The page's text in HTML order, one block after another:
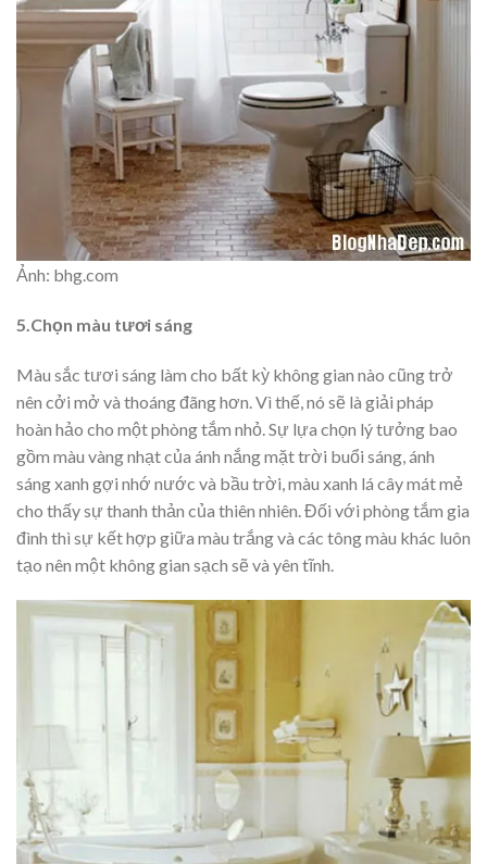
Ảnh: bhg.com
5.Chọn màu tươi sáng
Màu sắc tươi sáng làm cho bất kỳ không gian nào cũng trở
nên cởi mở và thoáng đãng hơn. Vì thế, nó sẽ là giải pháp
hoàn hảo cho một phòng tắm nhỏ. Sự lựa chọn lý tưởng bao
gồm màu vàng nhạt của ánh nắng mặt trời buổi sáng, ánh
sáng xanh gợi nhớ nước và bầu trời, màu xanh lá cây mát mẻ
cho thấy sự thanh thản của thiên nhiên. Đối với phòng tắm gia
đình thì sự kết hợp giữa màu trắng và các tông màu khác luôn
tạo nên một không gian sạch sẽ và yên tĩnh.